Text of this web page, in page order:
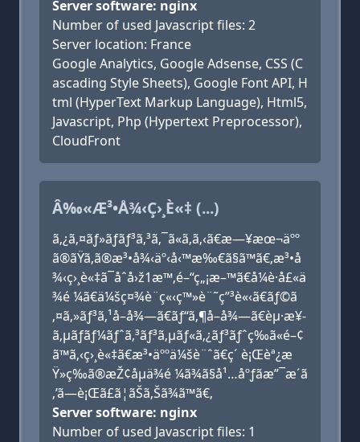
Server software: nginx
Number of used Javascript files: 2
Server location: France
Google Analytics, Google Adsense, CSS (C
ascading Style Sheets), Google Font API, H
tml (HyperText Markup Language), Html5,
Javascript, Php (Hypertext Preprocessor),
CloudFront
Â‰«Æ³•Å¾‹Ç›¸È«‡ (...)
ã‚¿ã‚¤ãƒ»ãƒãƒ³ã‚³ã‚¯ã«ã‚ã‚‹ã€æ—¥æœ¬äºº
ã®ãŸã‚ã®æ³•å¾‹äº‹å‹™æ‰€ã§ã™ã€‚æ³•å
¾‹ç›¸è«‡ã¯åˆå›ž1æ™‚é–“ç„¡æ–™ã€å¼è­·å£«ä
¾é ¼ã€ä¼šç¤¾è¨­ç«‹ç™»è¨˜ç”³è«‹ã€ãƒ©ã
‚¤ã‚»ãƒ³ã‚¹å–å¾—ã€ãƒ“ã‚¶å–å¾—ã€èµ·æ¥­
ã‚µãƒãƒ¼ãƒˆã‚³ãƒ³ã‚µãƒ«ã‚¿ãƒ³ãƒˆç­‰ã«é–¢
ã™ã‚‹ç›¸è«‡ã€æ³•äººä¼šè¨ˆã€ç´ è¡Œèª¿æ
Ÿ»ç­‰ã®æŽ¢åµä¾é ¼ã¾ã§å¹…åºƒãæ”¯æ´ã
‚’ã—è¡Œã£ã¦ãŠã‚Šã¾ã™ã€‚
Server software: nginx
Number of used Javascript files: 1